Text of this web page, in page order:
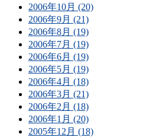
2006年10月 (20)
2006年9月 (21)
2006年8月 (19)
2006年7月 (19)
2006年6月 (19)
2006年5月 (19)
2006年4月 (18)
2006年3月 (21)
2006年2月 (18)
2006年1月 (20)
2005年12月 (18)